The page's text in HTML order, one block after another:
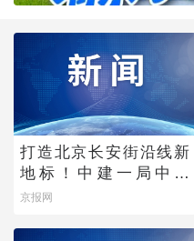
打造北京长安街沿线新
地标！中建一局中标
CBD核心区Z9地块项目
京报网